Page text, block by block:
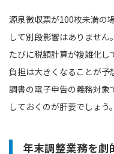
源泉徴収票が100枚未満の
して別段影響はありませ
たびに税額計算が複雑化し
負担は大きくなることが予
調書の電子申告の義務対
しておくのが肝要でしょう。
年末調整業務を劇